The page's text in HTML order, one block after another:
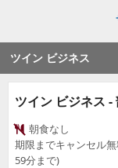
ツイン ビジネス
ツイン ビジネス -
朝食なし
期限までキャンセル
59分まで)